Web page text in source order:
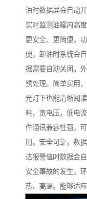
油时数据屏会自动
实时监测油罐内高
更安全、更简便。
便，卸油时系统会
据需要自动关闭。
锈处理。简单实用
光灯下也能清晰阅
耗，宽电压，低电
件通讯兼容性强，
用。安全可靠，数
达报警值时数据会
安全事故的发生。
热、高温。能够适